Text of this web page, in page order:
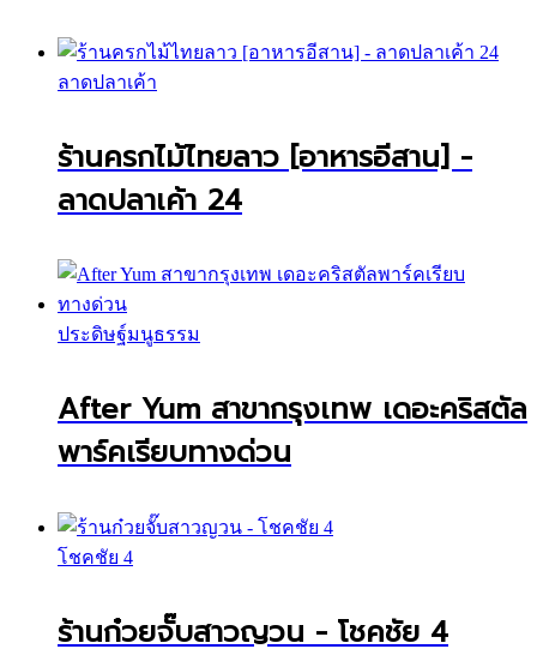
ลาดปลาเค้า
ร้านครกไม้ไทยลาว [อาหารอีสาน] -
ลาดปลาเค้า 24
ประดิษฐ์มนูธรรม
After Yum สาขากรุงเทพ เดอะคริสตัล
พาร์คเรียบทางด่วน
โชคชัย 4
ร้านก๋วยจั๊บสาวญวน - โชคชัย 4